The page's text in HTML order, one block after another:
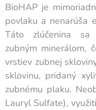
BioHAP je
povlaku a nenarúša
Táto zlúčenina sa
zubným minerálom,
vrstiev zubnej
sklovinu, pridaný
zubnému plaku.
Lauryl Sulfate),